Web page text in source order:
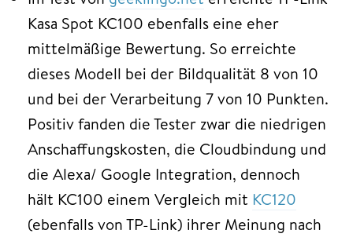
Kasa Spot KC100 ebenfalls eine eher
mittelmäßige Bewertung. So erreichte
dieses Modell bei der Bildqualität 8 von 10
und bei der Verarbeitung 7 von 10 Punkten.
Positiv fanden die Tester zwar die niedrigen
Anschaffungskosten, die Cloudbindung und
die Alexa/ Google Integration, dennoch
hält KC100 einem Vergleich mit KC120
(ebenfalls von TP-Link) ihrer Meinung nach